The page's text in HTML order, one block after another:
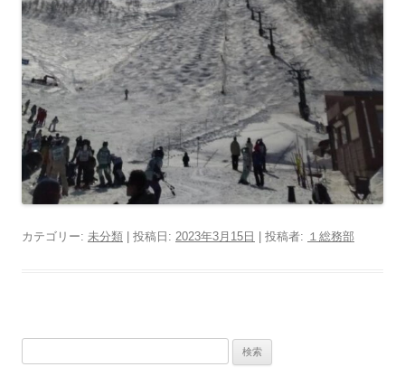
カテゴリー: 未分類 | 投稿日: 2023年3月15日 投稿者: １総務部